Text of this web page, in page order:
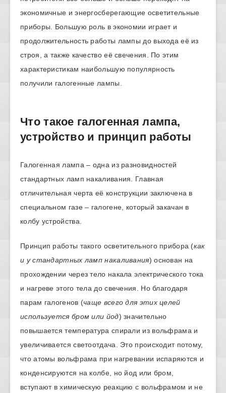
экономичные и энергосберегающие осветительные
приборы. Большую роль в экономии играет и
продолжительность работы лампы до выхода её из
строя, а также качество её свечения. По этим
характеристикам наибольшую популярность
получили галогенные лампы.
Что такое галогенная лампа,
устройство и принцип работы
Галогенная лампа – одна из разновидностей
стандартных ламп накаливания. Главная
отличительная черта её конструкции заключена в
специальном газе – галогене, который закачан в
колбу устройства.
Принцип работы такого осветительного прибора (как
и у стандартных ламп накаливания) основан на
прохождении через тело накала электрического тока
и нагреве этого тела до свечения. Но благодаря
парам галогенов (чаще всего для этих целей
используется бром или йод) значительно
повышается температура спирали из вольфрама и
увеличивается светоотдача. Это происходит потому,
что атомы вольфрама при нагревании испаряются и
конденсируются на колбе, но йод или бром,
вступают в химическую реакцию с вольфрамом и не